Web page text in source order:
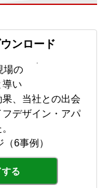
ンロード
場の
い
、当社との出会
デザイン・アパ
6事例）
る